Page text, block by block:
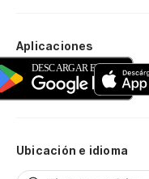
Aplicaciones
Ubicación e idioma